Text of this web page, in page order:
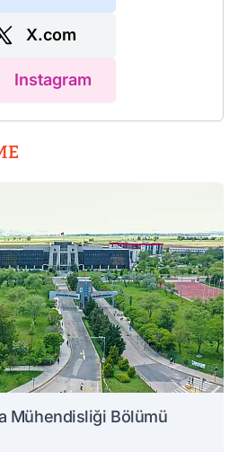
X.com
Instagram
Mühendisliği Bölümü